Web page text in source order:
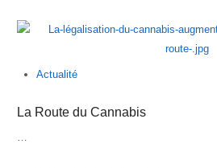
Actualité
La Route du Cannabis
…